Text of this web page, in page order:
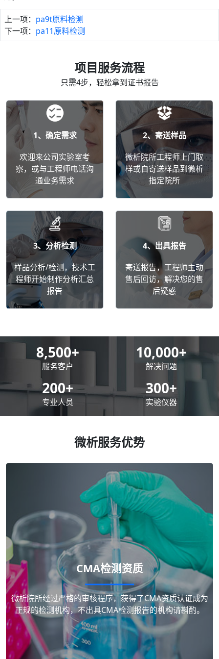
上一项： pa9t原料检测
下一项： pa11原料检测
项目服务流程
只需4步，轻松拿到证书报告
1、确定需求
欢迎来公司实验室考
察，或与工程师电话沟
通业务需求
2、寄送样品
微析院所工程师上门取
样或自寄送样品到微析
指定院所
3、分析检测
样品分析/检测，技术工
程师开始制作分析汇总
报告
4、出具报告
寄送报告，工程师主动
售后回访，解决您的售
后疑惑
8,500+
服务客户
10,000+
解决问题
200+
专业人员
300+
实验仪器
微析服务优势
CMA检测资质
微析院所经过严格的审核程序，获得了CMA资质认证成为
正规的检测机构，不出具CMA检测报告的机构请斟酌。